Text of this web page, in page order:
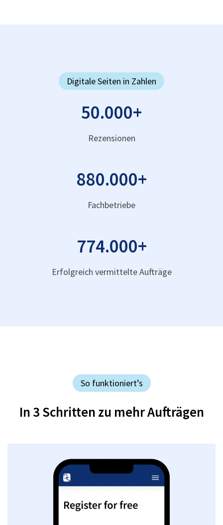
Digitale Seiten in Zahlen
50.000+
Rezensionen
880.000+
Fachbetriebe
774.000+
Erfolgreich vermittelte Aufträge
So funktioniert’s
In 3 Schritten zu mehr Aufträgen